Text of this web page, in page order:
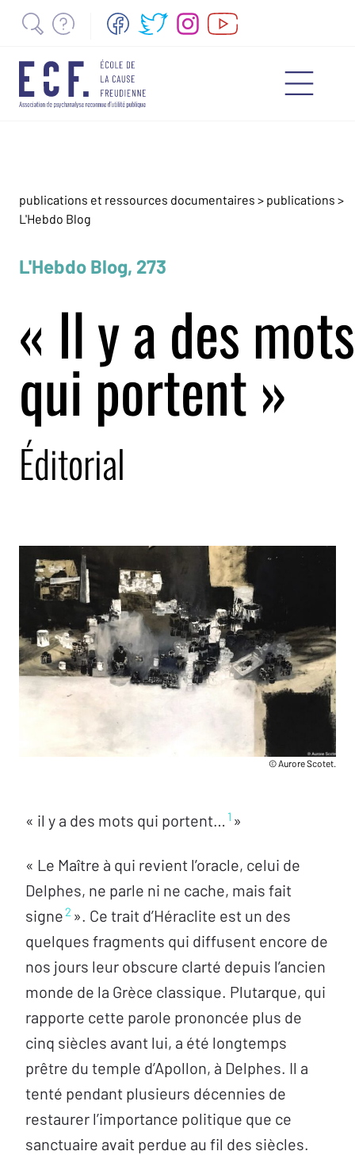
publications et ressources documentaires > publications >
L'Hebdo Blog
L'Hebdo Blog, 273
« Il y a des mots
qui portent »
Éditorial
© Aurore Scotet.
« il y a des mots qui portent… 1 »
« Le Maître à qui revient l’oracle, celui de
Delphes, ne parle ni ne cache, mais fait
signe 2 ». Ce trait d’Héraclite est un des
quelques fragments qui diffusent encore de
nos jours leur obscure clarté depuis l’ancien
monde de la Grèce classique. Plutarque, qui
rapporte cette parole prononcée plus de
cinq siècles avant lui, a été longtemps
prêtre du temple d’Apollon, à Delphes. Il a
tenté pendant plusieurs décennies de
restaurer l’importance politique que ce
sanctuaire avait perdue au fil des siècles.